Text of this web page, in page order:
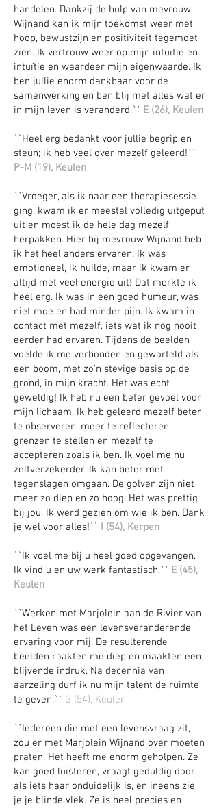
handelen. Dankzij de hulp van mevrouw
Wijnand kan ik mijn toekomst weer met
hoop, bewustzijn en positiviteit tegemoet
zien. Ik vertrouw weer op mijn intuïtie en
intuïtie en waardeer mijn eigenwaarde. Ik
ben jullie enorm dankbaar voor de
samenwerking en ben blij met alles wat er
in mijn leven is veranderd.`` E (26), Keulen
``Heel erg bedankt voor jullie begrip en
steun; ik heb veel over mezelf geleerd!``
P-M (19), Keulen
``Vroeger, als ik naar een therapiesessie
ging, kwam ik er meestal volledig uitgeput
uit en moest ik de hele dag mezelf
herpakken. Hier bij mevrouw Wijnand heb
ik het heel anders ervaren. Ik was
emotioneel, ik huilde, maar ik kwam er
altijd met veel energie uit! Dat merkte ik
heel erg. Ik was in een goed humeur, was
niet moe en had minder pijn. Ik kwam in
contact met mezelf, iets wat ik nog nooit
eerder had ervaren. Tijdens de beelden
voelde ik me verbonden en geworteld als
een boom, met zo'n stevige basis op de
grond, in mijn kracht. Het was echt
geweldig! Ik heb nu een beter gevoel voor
mijn lichaam. Ik heb geleerd mezelf beter
te observeren, meer te reflecteren,
grenzen te stellen en mezelf te
accepteren zoals ik ben. Ik voel me nu
zelfverzekerder. Ik kan beter met
tegenslagen omgaan. De golven zijn niet
meer zo diep en zo hoog. Het was prettig
bij jou. Ik werd gezien om wie ik ben. Dank
je wel voor alles!`` I (54), Kerpen
``Ik voel me bij u heel goed opgevangen.
Ik vind u en uw werk fantastisch.`` E (45),
Keulen
``Werken met Marjolein aan de Rivier van
het Leven was een levensveranderende
ervaring voor mij. De resulterende
beelden raakten me diep en maakten een
blijvende indruk. Na decennia van
aarzeling durf ik nu mijn talent de ruimte
te geven.`` G (54), Keulen
``Iedereen die met een levensvraag zit,
zou er met Marjolein Wijnand over moeten
praten. Het heeft me enorm geholpen. Ze
kan goed luisteren, vraagt ​​geduldig door
als iets haar onduidelijk is, en ineens zie
je je blinde vlek. Ze is heel precies en